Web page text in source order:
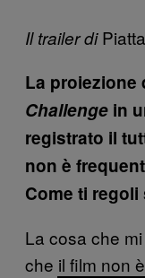
Il trailer di
La proiezione
Challenge in
registrato il
non è
Come ti
La cosa che
che il film non